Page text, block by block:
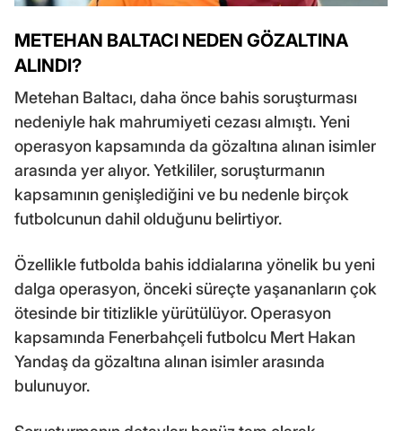
METEHAN BALTACI NEDEN GÖZALTINA
ALINDI?
Metehan Baltacı, daha önce bahis soruşturması
nedeniyle hak mahrumiyeti cezası almıştı. Yeni
operasyon kapsamında da gözaltına alınan isimler
arasında yer alıyor. Yetkililer, soruşturmanın
kapsamının genişlediğini ve bu nedenle birçok
futbolcunun dahil olduğunu belirtiyor.
Özellikle futbolda bahis iddialarına yönelik bu yeni
dalga operasyon, önceki süreçte yaşananların çok
ötesinde bir titizlikle yürütülüyor. Operasyon
kapsamında Fenerbahçeli futbolcu Mert Hakan
Yandaş da gözaltına alınan isimler arasında
bulunuyor.